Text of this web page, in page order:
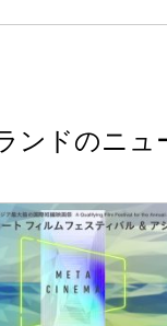
ンドのニュ